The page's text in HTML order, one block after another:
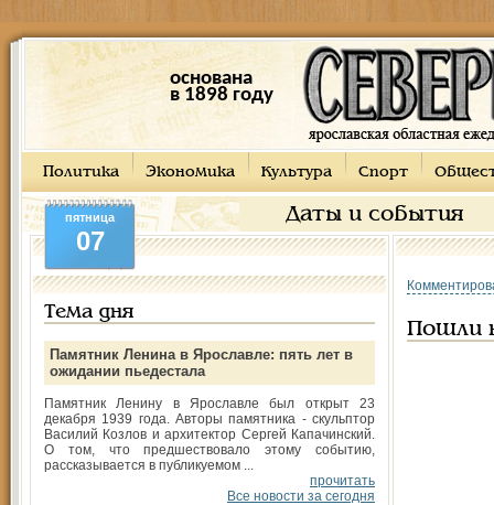
основана
в 1898 году
Политика Экономика Культура Спорт
Даты и события
пятница
07
Тема дня
Памятник Ленина в Ярославле: пять лет в
ожидании пьедестала
Памятник Ленину в Ярославле был открыт 23
декабря 1939 года. Авторы памятника - скульптор
Василий Козлов и архитектор Сергей Капачинский.
О том, что предшествовало этому событию,
рассказывается в публикуемом ...
прочитать
Все новости за сегодня
Пошли